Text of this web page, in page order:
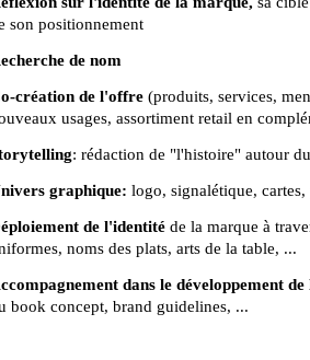
son positionnement
de nom
création de l'offre (produits, services,
usages, assortiment retail en
: rédaction de "l'histoire" autour
graphique: logo, signalétique,
de l'identité de la marque à
noms des plats, arts de la table, ...
dans le développement
book concept, brand guidelines, ...